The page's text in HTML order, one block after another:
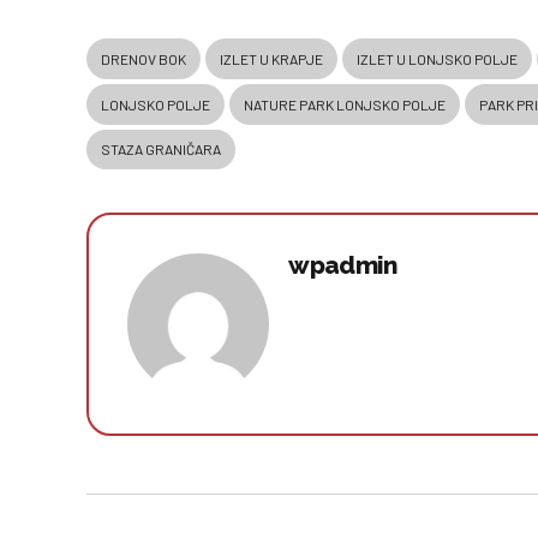
DRENOV BOK IZLET U KRAPJE IZLET U LONJSKO POLJE
LONJSKO POLJE NATURE PARK LONJSKO POLJE PARK
STAZA GRANIČARA
wpadmin